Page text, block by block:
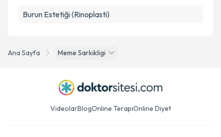
Ana Sayfa Meme Sarkikligi
Burun Estetiği (Rinoplasti)
VideolarBlogOnline TerapiOnline Diyet